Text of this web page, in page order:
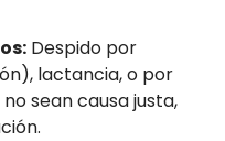
Despido por
lactancia, o por
sean causa justa,